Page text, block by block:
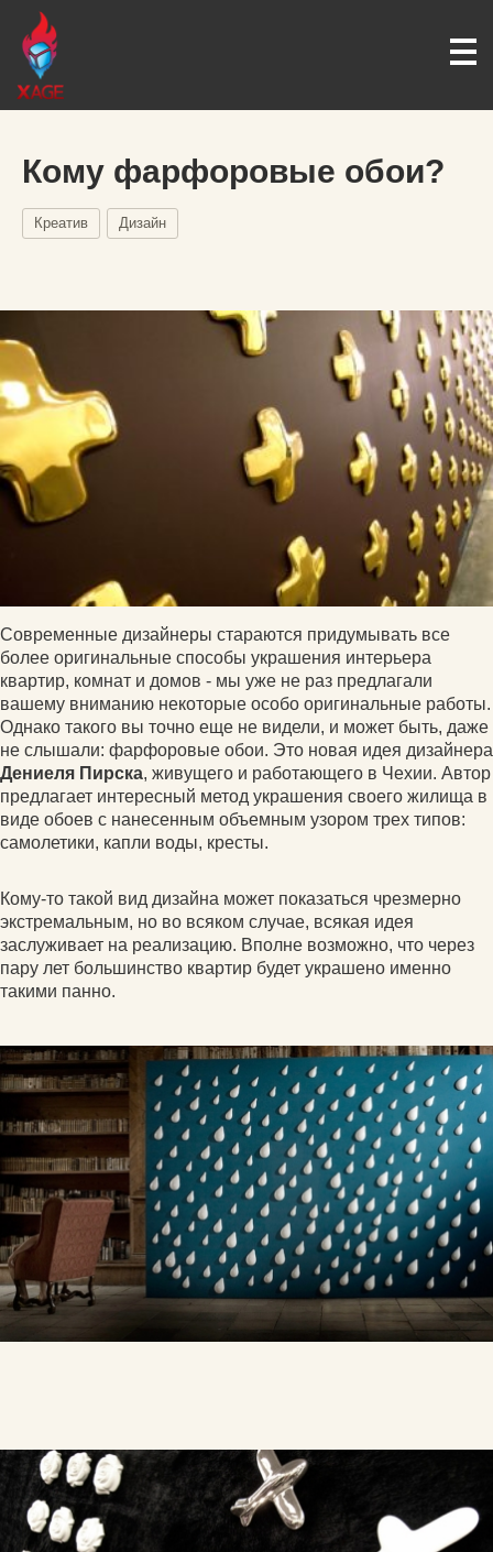
Кому фарфоровые обои?
Креатив Дизайн
Современные дизайнеры стараются придумывать все
более оригинальные способы украшения интерьера
квартир, комнат и домов - мы уже не раз предлагали
вашему вниманию некоторые особо оригинальные работы.
Однако такого вы точно еще не видели, и может быть, даже
не слышали: фарфоровые обои. Это новая идея дизайнера
Дениеля Пирска, живущего и работающего в Чехии. Автор
предлагает интересный метод украшения своего жилища в
виде обоев с нанесенным объемным узором трех типов:
самолетики, капли воды, кресты.
Кому-то такой вид дизайна может показаться чрезмерно
экстремальным, но во всяком случае, всякая идея
заслуживает на реализацию. Вполне возможно, что через
пару лет большинство квартир будет украшено именно
такими панно.